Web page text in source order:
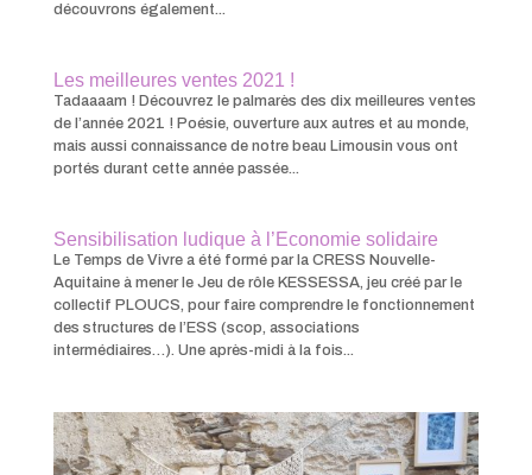
découvrons également...
Les meilleures ventes 2021 !
Tadaaaam ! Découvrez le palmarès des dix meilleures ventes
de l’année 2021 ! Poésie, ouverture aux autres et au monde,
mais aussi connaissance de notre beau Limousin vous ont
portés durant cette année passée...
Sensibilisation ludique à l’Economie solidaire
Le Temps de Vivre a été formé par la CRESS Nouvelle-
Aquitaine à mener le Jeu de rôle KESSESSA, jeu créé par le
collectif PLOUCS, pour faire comprendre le fonctionnement
des structures de l’ESS (scop, associations
intermédiaires…). Une après-midi à la fois...